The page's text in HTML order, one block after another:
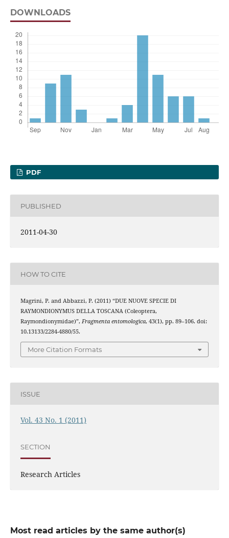
DOWNLOADS
PDF
PUBLISHED
2011-04-30
HOW TO CITE
Magrini, P. and Abbazzi, P. (2011) “DUE NUOVE SPECIE DI
RAYMONDIONYMUS DELLA TOSCANA (Coleoptera,
Raymondionymidae)”, Fragmenta entomologica, 43(1), pp. 89–106. doi:
10.13133/2284-4880/55.
More Citation Formats
ISSUE
Vol. 43 No. 1 (2011)
SECTION
Research Articles
Most read articles by the same author(s)